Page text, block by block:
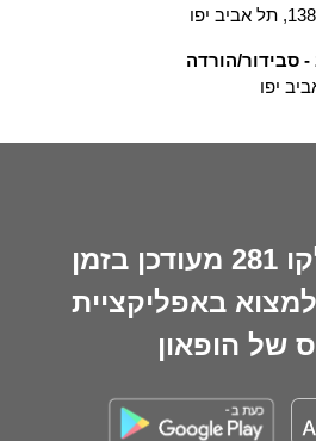
סבידור/הורדה
לוח זמנים לקו 281 מעודכן בזמן
באפליקציית
של הופאון